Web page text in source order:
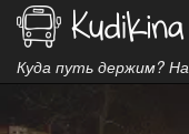
Куда путь держим?